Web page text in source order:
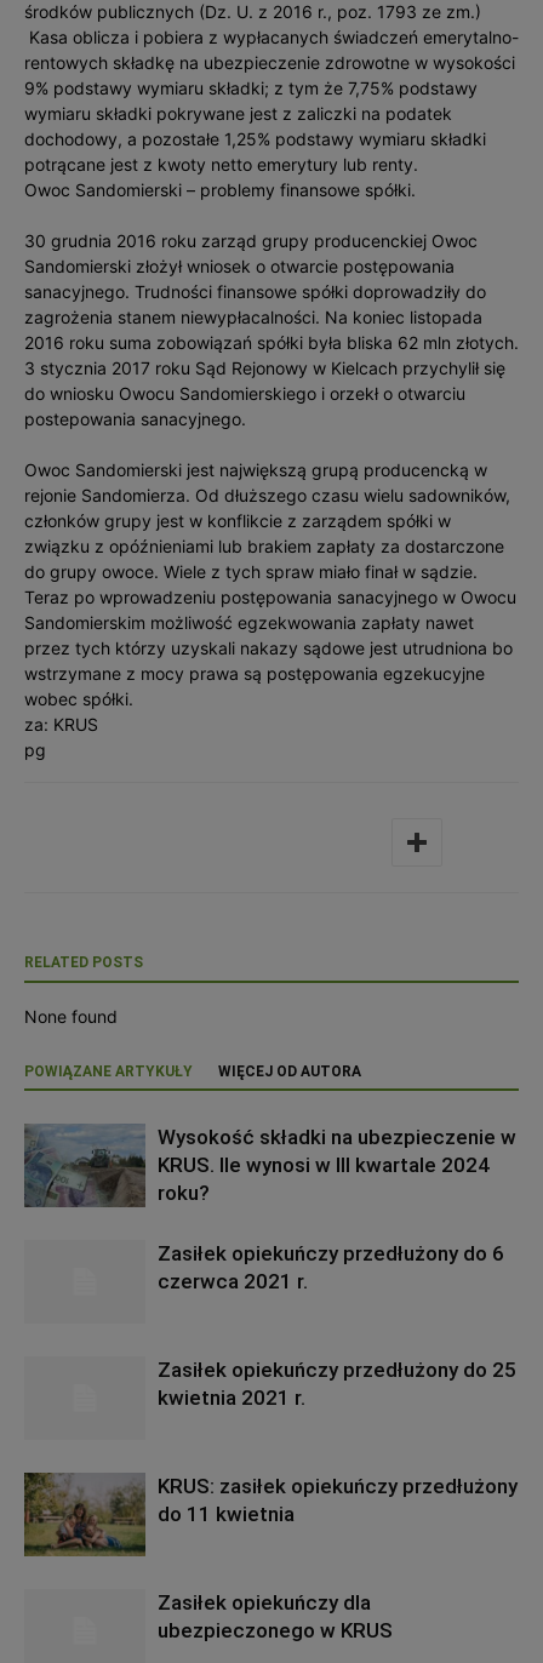
środków publicznych (Dz. U. z 2016 r., poz. 1793 ze zm.)
Kasa oblicza i pobiera z wypłacanych świadczeń emerytalno-
rentowych składkę na ubezpieczenie zdrowotne w wysokości
9% podstawy wymiaru składki; z tym że 7,75% podstawy
wymiaru składki pokrywane jest z zaliczki na podatek
dochodowy, a pozostałe 1,25% podstawy wymiaru składki
potrącane jest z kwoty netto emerytury lub renty.
Owoc Sandomierski – problemy finansowe spółki.
30 grudnia 2016 roku zarząd grupy producenckiej Owoc
Sandomierski złożył wniosek o otwarcie postępowania
sanacyjnego. Trudności finansowe spółki doprowadziły do
zagrożenia stanem niewypłacalności. Na koniec listopada
2016 roku suma zobowiązań spółki była bliska 62 mln złotych.
3 stycznia 2017 roku Sąd Rejonowy w Kielcach przychylił się
do wniosku Owocu Sandomierskiego i orzekł o otwarciu
postepowania sanacyjnego.
Owoc Sandomierski jest największą grupą producencką w
rejonie Sandomierza. Od dłuższego czasu wielu sadowników,
członków grupy jest w konflikcie z zarządem spółki w
związku z opóźnieniami lub brakiem zapłaty za dostarczone
do grupy owoce. Wiele z tych spraw miało finał w sądzie.
Teraz po wprowadzeniu postępowania sanacyjnego w Owocu
Sandomierskim możliwość egzekwowania zapłaty nawet
przez tych którzy uzyskali nakazy sądowe jest utrudniona bo
wstrzymane z mocy prawa są postępowania egzekucyjne
wobec spółki.
za: KRUS
pg
RELATED POSTS
None found
POWIĄZANE ARTYKUŁY WIĘCEJ OD AUTORA
Wysokość składki na ubezpieczenie w
KRUS. Ile wynosi w III kwartale 2024
roku?
Zasiłek opiekuńczy przedłużony do 6
czerwca 2021 r.
Zasiłek opiekuńczy przedłużony do 25
kwietnia 2021 r.
KRUS: zasiłek opiekuńczy przedłużony
do 11 kwietnia
Zasiłek opiekuńczy dla
ubezpieczonego w KRUS